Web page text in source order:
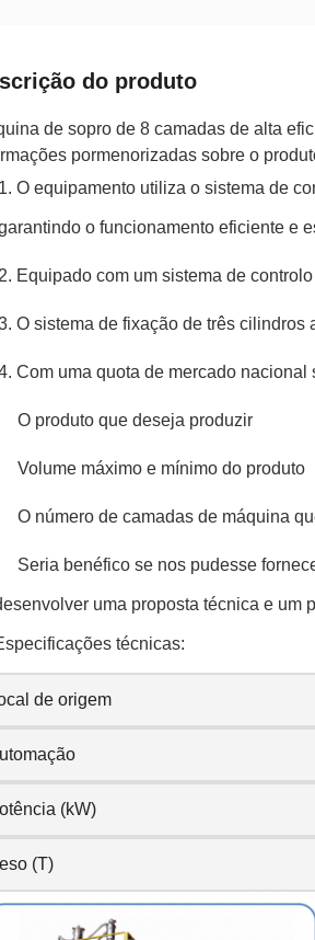
do produto
de sopro de 8 camadas de alta
pormenorizadas sobre o
O equipamento utiliza o sistema de
o funcionamento eficiente e
Equipado com um sistema de
O sistema de fixação de três cilindros
Com uma quota de mercado nacional
O produto que deseja produzir
Volume máximo e mínimo do produto
O número de camadas de máquina
Seria benéfico se nos pudesse
uma proposta técnica e um
técnicas:
de origem
(kW)
(T)